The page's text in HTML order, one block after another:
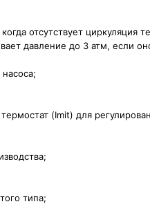
отсутствует циркуляция
давление до 3 атм, если
(Imit) для
типа;